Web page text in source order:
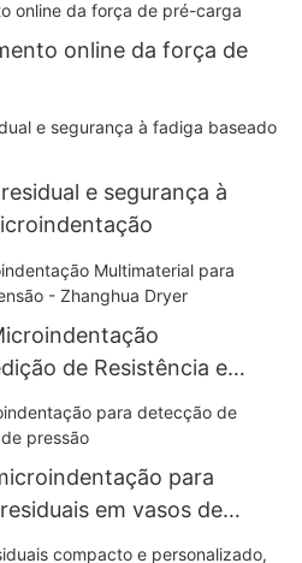
online da força de
e segurança à
de Resistência e
para
em vasos de